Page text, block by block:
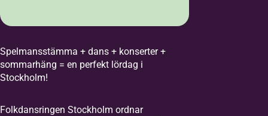
Spelmansstämma + dans + konserter +
sommarhäng = en perfekt lördag i
Stockholm!
Folkdansringen Stockholm ordnar